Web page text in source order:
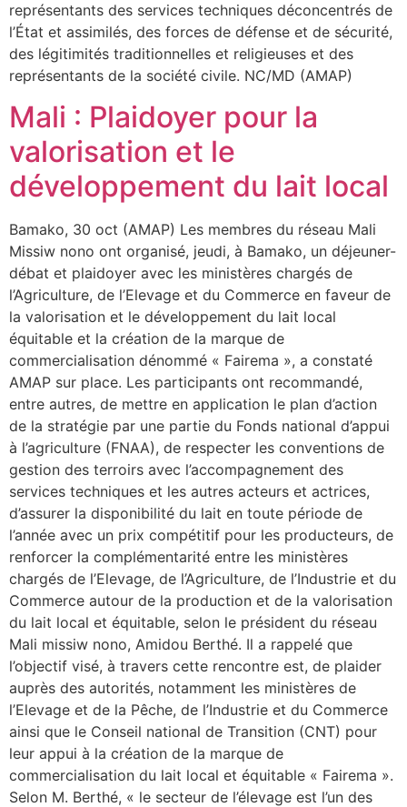
représentants des services techniques déconcentrés de
l’État et assimilés, des forces de défense et de sécurité,
des légitimités traditionnelles et religieuses et des
représentants de la société civile. NC/MD (AMAP)
Mali : Plaidoyer pour la
valorisation et le
développement du lait local
Bamako, 30 oct (AMAP) Les membres du réseau Mali
Missiw nono ont organisé, jeudi, à Bamako, un déjeuner-
débat et plaidoyer avec les ministères chargés de
l’Agriculture, de l’Elevage et du Commerce en faveur de
la valorisation et le développement du lait local
équitable et la création de la marque de
commercialisation dénommé « Fairema », a constaté
AMAP sur place. Les participants ont recommandé,
entre autres, de mettre en application le plan d’action
de la stratégie par une partie du Fonds national d’appui
à l’agriculture (FNAA), de respecter les conventions de
gestion des terroirs avec l’accompagnement des
services techniques et les autres acteurs et actrices,
d’assurer la disponibilité du lait en toute période de
l’année avec un prix compétitif pour les producteurs, de
renforcer la complémentarité entre les ministères
chargés de l’Elevage, de l’Agriculture, de l’Industrie et du
Commerce autour de la production et de la valorisation
du lait local et équitable, selon le président du réseau
Mali missiw nono, Amidou Berthé. Il a rappelé que
l’objectif visé, à travers cette rencontre est, de plaider
auprès des autorités, notamment les ministères de
l’Elevage et de la Pêche, de l’Industrie et du Commerce
ainsi que le Conseil national de Transition (CNT) pour
leur appui à la création de la marque de
commercialisation du lait local et équitable « Fairema ».
Selon M. Berthé, « le secteur de l’élevage est l’un des